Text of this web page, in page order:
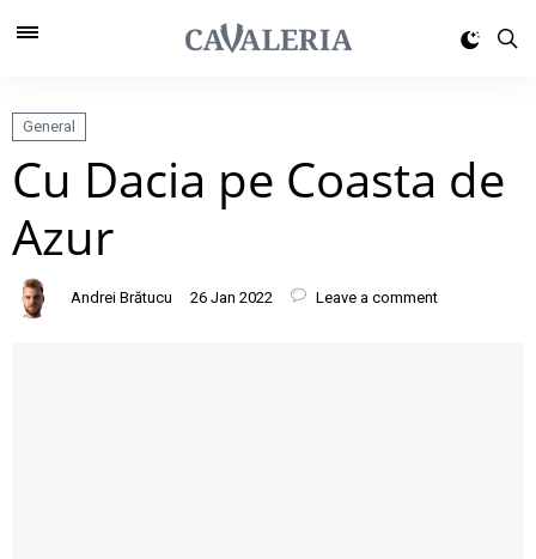
General
Cu Dacia pe Coasta de
Azur
Andrei Brătucu 26 Jan 2022 Leave a comment